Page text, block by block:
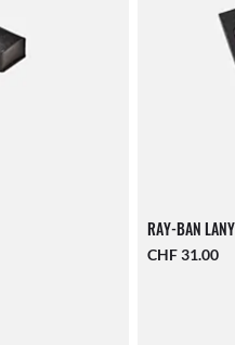
RAY-BAN
CHF 31.00